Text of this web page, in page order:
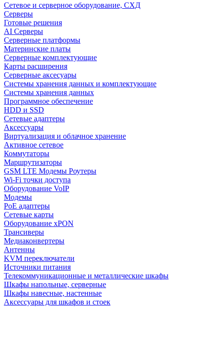
Сетевое и серверное оборудование, СХД
Cерверы
Готовые решения
AI Серверы
Серверные платформы
Материнские платы
Серверные комплектующие
Карты расширения
Серверные аксесуары
Системы хранения данных и комплектующие
Системы хранения данных
Программное обеспечение
HDD и SSD
Сетевые адаптеры
Аксессуары
Виртуализация и облачное хранение
Активное сетевое
Коммутаторы
Маршрутизаторы
GSM LTE Модемы Роутеры
Wi-Fi точки доступа
Оборудование VoIP
Модемы
PoE адаптеры
Сетевые карты
Оборудование xPON
Трансиверы
Медиаконвертеры
Антенны
KVM переключатели
Источники питания
Телекоммуникационные и металлические шкафы
Шкафы напольные, серверные
Шкафы навесные, настенные
Аксессуары для шкафов и стоек